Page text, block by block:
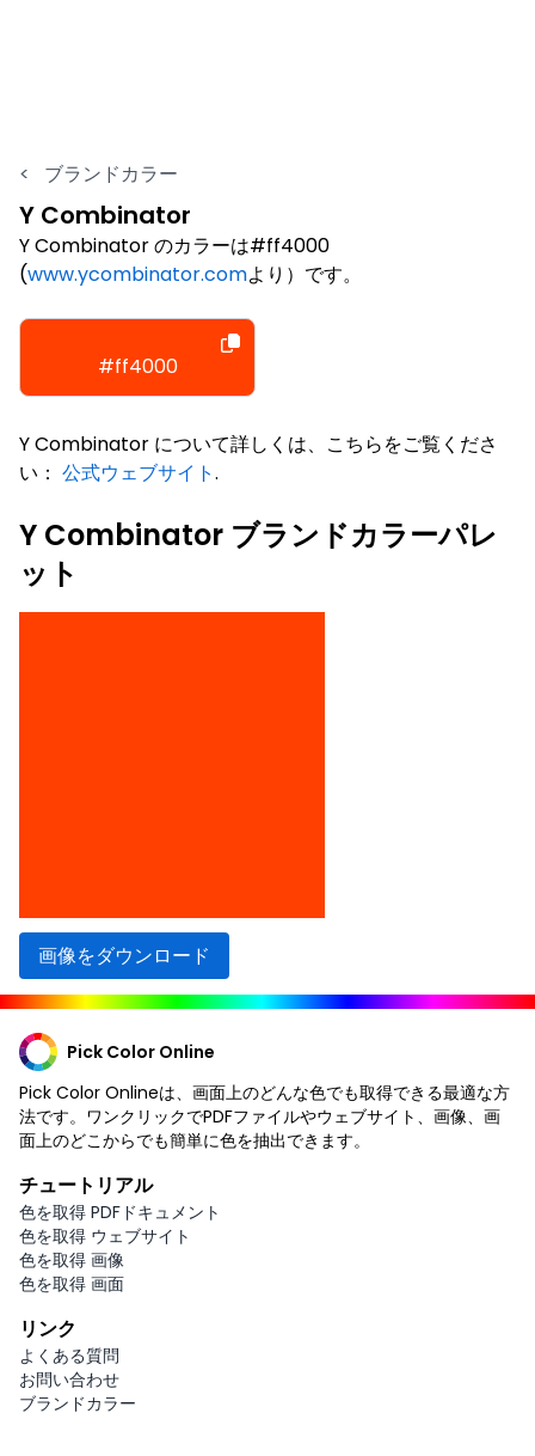
< ブランドカラー
Y Combinator
Y Combinator のカラーは#ff4000
(www.ycombinator.comより）です。
#ff4000
Y Combinator について詳しくは、こちらをご覧くださ
い： 公式ウェブサイト.
Y Combinator ブランドカラーパレ
ット
画像をダウンロード
Pick Color Online
Pick Color Onlineは、画面上のどんな色でも取得できる最適な方
法です。ワンクリックでPDFファイルやウェブサイト、画像、画
面上のどこからでも簡単に色を抽出できます。
チュートリアル
色を取得 PDFドキュメント
色を取得 ウェブサイト
色を取得 画像
色を取得 画面
リンク
よくある質問
お問い合わせ
ブランドカラー